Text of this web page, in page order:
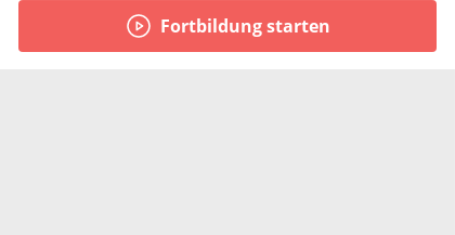
Fortbildung starten
International
esanum.it
Social Media
Youtube